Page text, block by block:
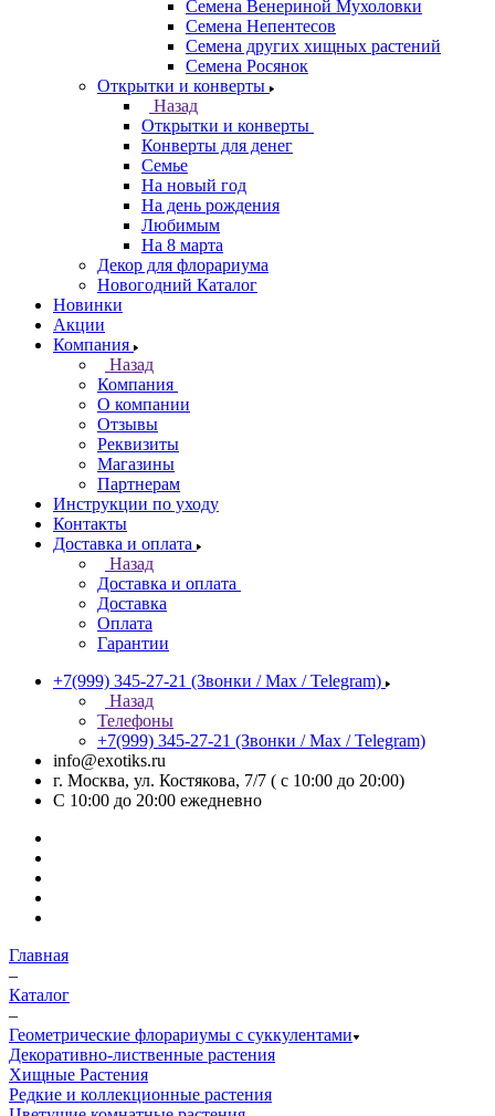
Семена Венериной Мухоловки
Семена Непентесов
Семена других хищных растений
Семена Росянок
Открытки и конверты
Назад
Открытки и конверты
Конверты для денег
Семье
На новый год
На день рождения
Любимым
На 8 марта
Декор для флорариума
Новогодний Каталог
Новинки
Акции
Компания
Назад
Компания
О компании
Отзывы
Реквизиты
Магазины
Партнерам
Инструкции по уходу
Контакты
Доставка и оплата
Назад
Доставка и оплата
Доставка
Оплата
Гарантии
+7(999) 345-27-21 (Звонки / Max / Telegram)
Назад
Телефоны
+7(999) 345-27-21 (Звонки / Max / Telegram)
info@exotiks.ru
г. Москва, ул. Костякова, 7/7 ( с 10:00 до 20:00)
С 10:00 до 20:00 ежедневно
Главная
–
Каталог
–
Геометрические флорариумы с суккулентами
Декоративно-лиственные растения
Хищные Растения
Редкие и коллекционные растения